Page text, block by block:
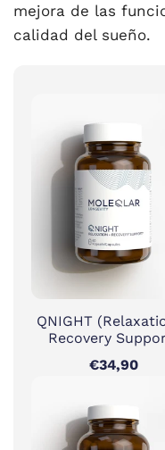
mejora de las
calidad del sueño.
QNIGHT
Recovery
€34,90